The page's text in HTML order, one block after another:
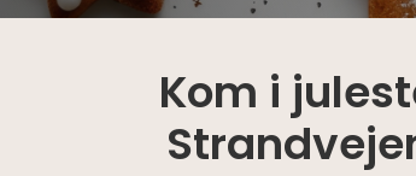
Kom i